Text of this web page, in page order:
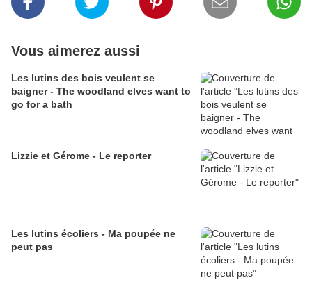
Vous aimerez aussi
Les lutins des bois veulent se
baigner - The woodland elves want to
go for a bath
Lizzie et Gérome - Le reporter
Les lutins écoliers - Ma poupée ne
peut pas